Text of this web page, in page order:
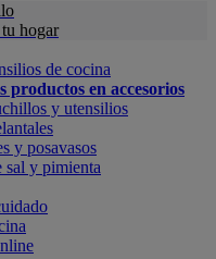
hogar
de cocina
productos en accesorios
y utensilios
y posavasos
y pimienta